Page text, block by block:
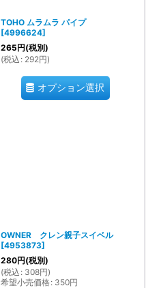
TOHO ムラムラ パイプ
[4996624]
265円(税別)
(税込 : 292円)
オプション選択
OWNER クレン親子スイベル
[4953873]
280円(税別)
(税込 : 308円)
希望小売価格: 350円